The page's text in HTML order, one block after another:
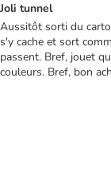
Joli tunnel
Aussitôt sorti du
s'y cache et sort
passent. Bref, jouet
couleurs. Bref, bon